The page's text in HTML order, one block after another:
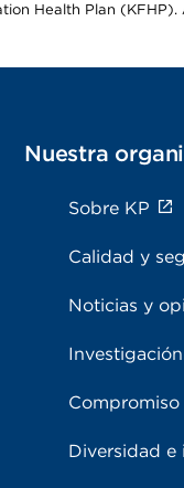
Health Plan
Nuestra
Sobre KP
Calidad y
Noticias y
Investigación
Diversidad e